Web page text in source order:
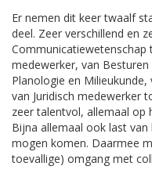
Er nemen dit keer twaalf
deel. Zeer verschillend en
Communicatiewetenschap
medewerker, van
Planologie en
van Juridisch medewerker
zeer talentvol, allemaal op
Bijna allemaal ook last
mogen komen. Daarmee
toevallige) omgang met